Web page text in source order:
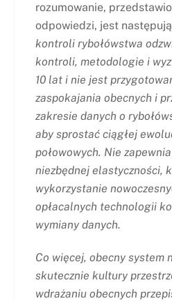
rozumowanie,
odpowiedzi, jest
kontroli rybołówstwa
kontroli, metodologie i
10 lat i nie jest
zaspokajania obecnych i
zakresie danych o
aby sprostać ciągłej
połowowych. Nie
niezbędnej elastyczności,
wykorzystanie
opłacalnych technologii
wymiany danych.
Co więcej, obecny system
skutecznie kultury
wdrażaniu obecnych